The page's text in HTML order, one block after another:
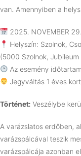
van. Amennyiben a
2025. NOVEMBER
Helyszín: Szolnok,
(5000 Szolnok, Jubileum
Az esemény
Jegyváltás 1 éves
Történet: Veszélybe
A varázslatos erdőben,
varázspálcával teszik
varázspálcája azonban